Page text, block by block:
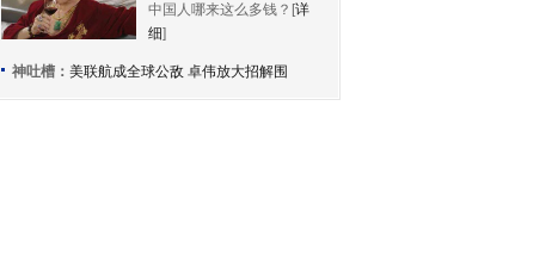
中国人哪来这么多钱？[详
细]
神吐槽： 美联航成全球公敌 卓伟放大招解围